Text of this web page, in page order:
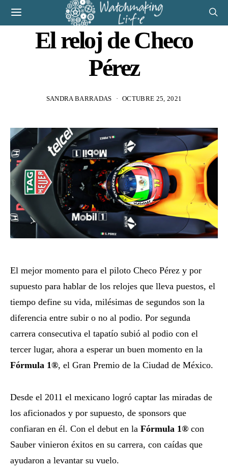
El reloj de Checo
Pérez
SANDRA BARRADAS OCTUBRE 25, 2021
El mejor momento para el piloto Checo Pérez y por
supuesto para hablar de los relojes que lleva puestos, el
tiempo define su vida, milésimas de segundos son la
diferencia entre subir o no al podio. Por segunda
carrera consecutiva el tapatío subió al podio con el
tercer lugar, ahora a esperar un buen momento en la
Fórmula 1®, el Gran Premio de la Ciudad de México.
Desde el 2011 el mexicano logró captar las miradas de
los aficionados y por supuesto, de sponsors que
confiaran en él. Con el debut en la Fórmula 1® con
Sauber vinieron éxitos en su carrera, con caídas que
ayudaron a levantar su vuelo.